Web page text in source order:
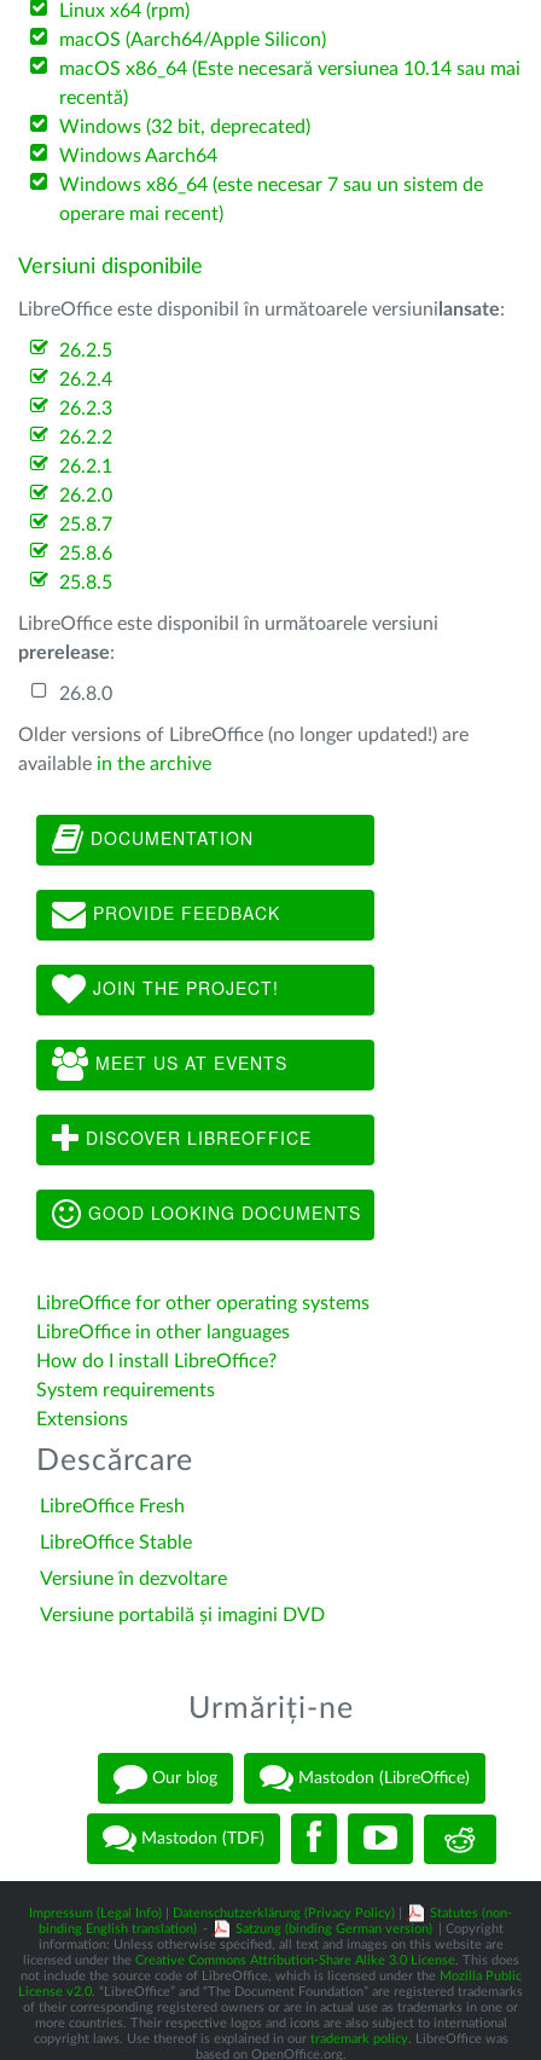
Linux x64 (rpm)
macOS (Aarch64/Apple Silicon)
macOS x86_64 (Este necesară versiunea 10.14 sau mai
recentă)
Windows (32 bit, deprecated)
Windows Aarch64
Windows x86_64 (este necesar 7 sau un sistem de
operare mai recent)
Versiuni disponibile
LibreOffice este disponibil în următoarele versiuni lansate:
26.2.5
26.2.4
26.2.3
26.2.2
26.2.1
26.2.0
25.8.7
25.8.6
25.8.5
LibreOffice este disponibil în următoarele versiuni
prerelease:
26.8.0
Older versions of LibreOffice (no longer updated!) are
available in the archive
DOCUMENTATION
PROVIDE FEEDBACK
JOIN THE PROJECT!
MEET US AT EVENTS
DISCOVER LIBREOFFICE
GOOD LOOKING DOCUMENTS
LibreOffice for other operating systems
LibreOffice in other languages
How do I install LibreOffice?
System requirements
Extensions
Descărcare
LibreOffice Fresh
LibreOffice Stable
Versiune în dezvoltare
Versiune portabilă și imagini DVD
Urmăriți-ne
Our blog Mastodon (LibreOffice)
Mastodon (TDF)
Impressum (Legal Info) Datenschutzerklärung (Privacy Policy)
Statutes (non-
binding English translation) - Satzung (binding German version)
| Copyright
information: Unless otherwise specified, all text and images on this website are
licensed under the Creative Commons Attribution-Share Alike 3.0 License. This does
not include the source code of LibreOffice, which is licensed under the Mozilla Public
License v2.0 . “LibreOffice” and “The Document Foundation” are registered trademarks
of their corresponding registered owners or are in actual use as trademarks in one or
more countries. Their respective logos and icons are also subject to international
copyright laws. Use thereof is explained in our trademark policy. LibreOffice was
based on OpenOffice.org.